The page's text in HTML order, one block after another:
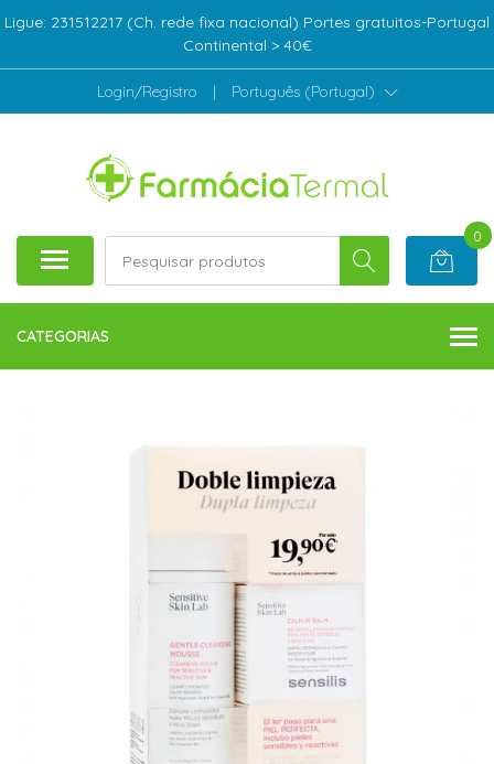
Ligue: 231512217 (Ch. rede fixa nacional) Portes gratuitos-Portugal
Continental > 40€
Login/Registro | Português (Portugal)
0
CATEGORIAS